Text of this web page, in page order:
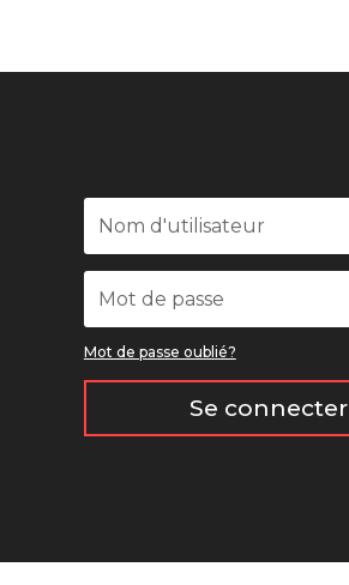
Mot de passe oublié?
Se connecter